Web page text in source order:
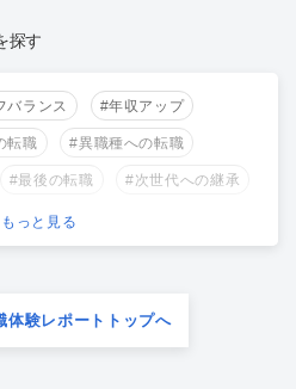
探す
バランス #年収アップ
転職 #異職種への転職
#最後の転職 #次世代への継承
もっと見る
体験レポートトップへ